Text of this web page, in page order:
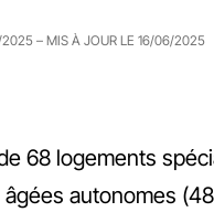
– MIS À JOUR LE 16/06/2025
68 logements
autonomes